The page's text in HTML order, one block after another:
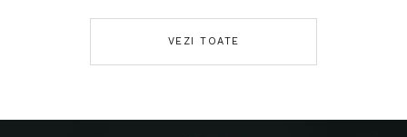
VEZI TOATE